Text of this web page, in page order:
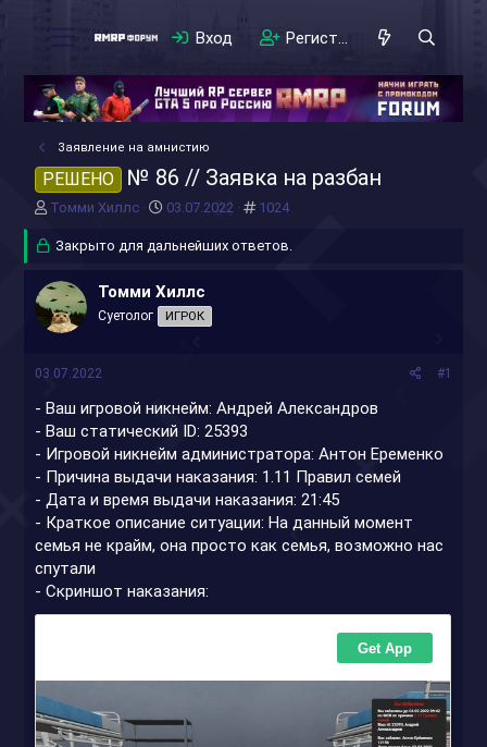
Вход Регистрация
Заявление на амнистию
РЕШЕНО № 86 // Заявка на разбан
А
т
р
т
е
Томми Хиллс
Д
т
н
а
ч
03.07.2022 #1024
Закрыто для дальнейших ответов.
Томми Хиллс
Суетолог ИГРОК
03.07.2022 #1
- Ваш игровой никнейм: Андрей Александров
- Ваш статический ID: 25393
- Игровой никнейм администратора: Антон Еременко
- Причина выдачи наказания: 1.11 Правил семей
- Дата и время выдачи наказания: 21:45
- Краткое описание ситуации: На данный момент
семья не крайм, она просто как семья, возможно нас
спутали
- Скриншот наказания: